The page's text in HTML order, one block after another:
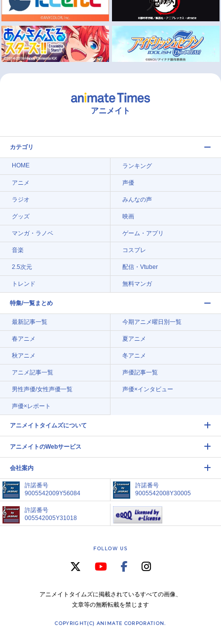
アニメイト
カテゴリ
HOME ランキング
アニメ 声優
ラジオ みんなの声
グッズ 映画
マンガ・ラノベ ゲーム・アプリ
音楽 コスプレ
2.5次元 配信・Vtuber
トレンド 無料マンガ
特集/一覧まとめ
最新記事一覧 今期アニメ曜日別一覧
春アニメ 夏アニメ
秋アニメ 冬アニメ
アニメ記事一覧 声優記事一覧
男性声優/女性声優一覧 声優×インタビュー
声優×レポート
アニメイトタイムズについて
アニメイトのWebサービス
会社案内
許諾番号
9005542009Y56084
許諾番号
9005542008Y30005
許諾番号
005542005Y31018
FOLLOW US
アニメイトタイムズに掲載されているすべての画像、
文章等の無断転載を禁じます
COPYRIGHT(C) ANIMATE CORPORATION.